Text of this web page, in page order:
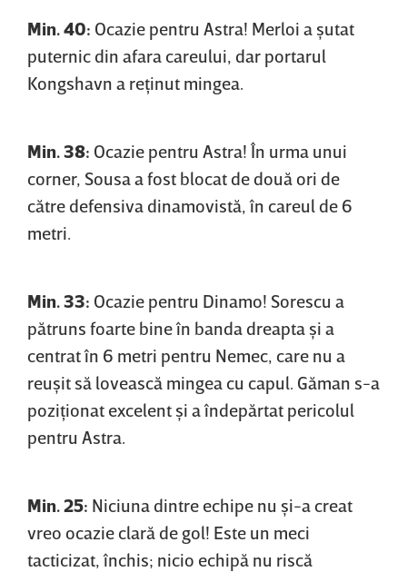
Min. 40: Ocazie pentru Astra! Merloi a şutat
puternic din afara careului, dar portarul
Kongshavn a reţinut mingea.
Min. 38: Ocazie pentru Astra! În urma unui
corner, Sousa a fost blocat de două ori de
către defensiva dinamovistă, în careul de 6
metri.
Min. 33: Ocazie pentru Dinamo! Sorescu a
pătruns foarte bine în banda dreapta şi a
centrat în 6 metri pentru Nemec, care nu a
reuşit să lovească mingea cu capul. Găman s-a
poziţionat excelent şi a îndepărtat pericolul
pentru Astra.
Min. 25: Niciuna dintre echipe nu şi-a creat
vreo ocazie clară de gol! Este un meci
tacticizat, închis; nicio echipă nu riscă